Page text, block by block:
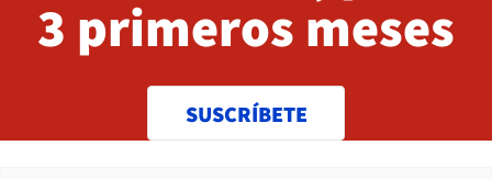
3 primeros meses
SUSCRÍBETE